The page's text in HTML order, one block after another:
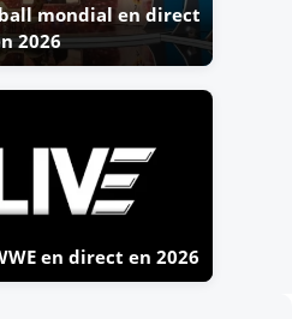
mondial en direct
2026
en direct en 2026